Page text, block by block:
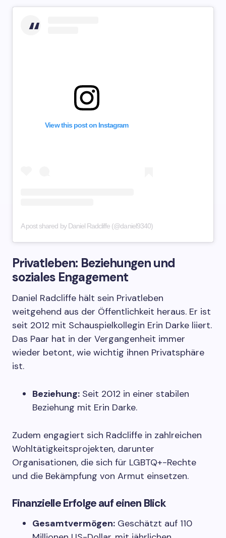
View this post on Instagram
A post shared by Daniel Radcliffe (@daniel9340)
Privatleben: Beziehungen und
soziales Engagement
Daniel Radcliffe hält sein Privatleben
weitgehend aus der Öffentlichkeit heraus. Er ist
seit 2012 mit Schauspielkollegin Erin Darke liiert.
Das Paar hat in der Vergangenheit immer
wieder betont, wie wichtig ihnen Privatsphäre
ist.
Beziehung: Seit 2012 in einer stabilen
Beziehung mit Erin Darke.
Zudem engagiert sich Radcliffe in zahlreichen
Wohltätigkeitsprojekten, darunter
Organisationen, die sich für LGBTQ+-Rechte
und die Bekämpfung von Armut einsetzen.
Finanzielle Erfolge auf einen Blick
Gesamtvermögen: Geschätzt auf 110